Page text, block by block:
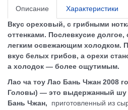
Описание Характеристики
Вкус ореховый, с грибными
оттенками. Послевкусие долгое,
легким освежающим холодком.
вкус белых грибов, а орехи
а холодок — более ощутимым.
Лао ча тоу Лао Бань Чжан 2008
Головы) — это выдержанный шу
Бань Чжан,
приготовленный из